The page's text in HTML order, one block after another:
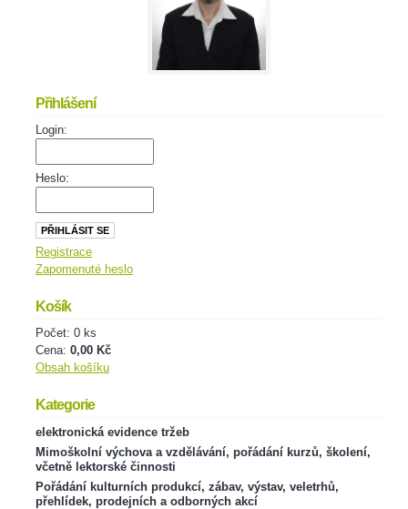
Přihlášení
Login:
Heslo:
Registrace
Zapomenuté heslo
Košík
Počet: 0 ks
Cena: 0,00 Kč
Obsah košíku
Kategorie
elektronická evidence tržeb
Mimoškolní výchova a vzdělávání, pořádání kurzů, školení,
včetně lektorské činnosti
Pořádání kulturních produkcí, zábav, výstav, veletrhů,
přehlídek, prodejních a odborných akcí